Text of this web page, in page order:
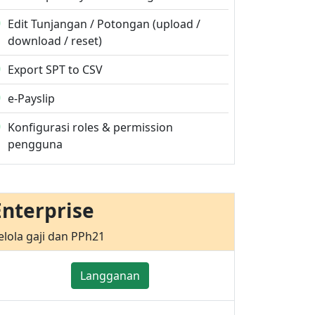
Edit Tunjangan / Potongan (upload /
download / reset)
Export SPT to CSV
e-Payslip
Konfigurasi roles & permission
pengguna
gaji dan PPh21
Langganan